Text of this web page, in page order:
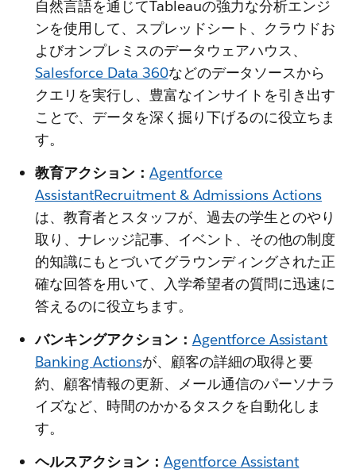
自然言語を通じてTableauの強力な分析エンジ
ンを使用して、スプレッドシート、クラウドお
よびオンプレミスのデータウェアハウス、
Salesforce Data 360などのデータソースから
クエリを実行し、豊富なインサイトを引き出す
ことで、データを深く掘り下げるのに役立ちま
す。
教育アクション： Agentforce
AssistantRecruitment & Admissions Actions
は、教育者とスタッフが、過去の学生とのやり
取り、ナレッジ記事、イベント、その他の制度
的知識にもとづいてグラウンディングされた正
確な回答を用いて、入学希望者の質問に迅速に
答えるのに役立ちます。
バンキングアクション： Agentforce Assistant
Banking Actionsが、顧客の詳細の取得と要
約、顧客情報の更新、メール通信のパーソナラ
イズなど、時間のかかるタスクを自動化しま
す。
ヘルスアクション： Agentforce Assistant